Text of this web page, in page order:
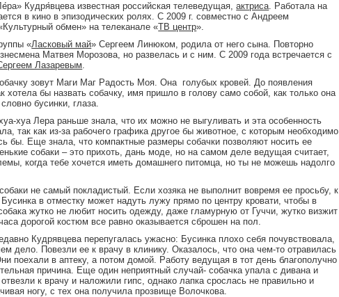
Кудря́вцева известная российская телеведущая,актриса. Работала на
в кино в эпизодических ролях. С 2009 г. совместно с Андреем
обмен» на телеканале «ТВ центр».
«Ласковый май» Сергеем Линюком, родила от него сына. Повторно
Матвея Морозова, но развелась и с ним. С 2009 года встречается с
Лазаревым.
зовут Маги Маг Радость Моя. Она голубых кровей. До появления
хотела бы назвать собачку, имя пришло в голову само собой, как только она
бусинки, глаза.
хуа Лера раньше знала, что их можно не выгуливать и эта особенность
так как из-за рабочего графика другое бы животное, с которым необходимо
бы. Еще знала, что компактные размеры собачки позволяют носить ее
собаки – это прихоть, дань моде, но на самом деле ведущая считает,
когда тебе хочется иметь домашнего питомца, но ты не можешь надолго
не самый покладистый. Если хозяка не выполнит вовремя ее просьбу, к
в отместку может надуть лужу прямо по центру кровати, чтобы в
жутко не любит носить одежду, даже гламурную от Гуччи, жутко визжит
дорогой костюм все равно оказывается сброшен на пол.
Кудрявцева перепугалась ужасно: Бусинка плохо себя почувствовала,
дело. Повезли ее к врачу в клинику. Оказалось, что она чем-то отравилась
поехали в аптеку, а потом домой. Работу ведущая в тот день благополучно
причина. Еще один неприятный случай- собачка упала с дивана и
к врачу и наложили гипс, однако лапка срослась не правильно и
ногу, с тех она получила прозвище Волочкова.